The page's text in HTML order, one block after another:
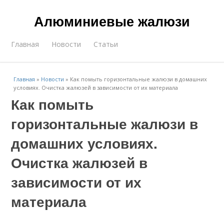
Алюминиевые жалюзи
Главная Новости Статьи
Главная » Новости » Как помыть горизонтальные жалюзи в домашних
условиях. Очистка жалюзей в зависимости от их материала
Как помыть
горизонтальные жалюзи в
домашних условиях.
Очистка жалюзей в
зависимости от их
материала